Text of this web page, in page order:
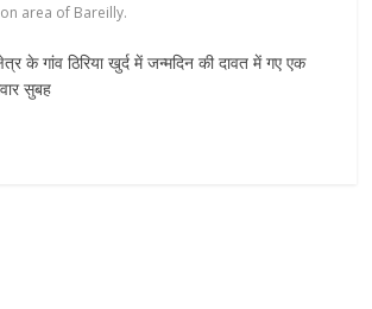
area of ​​Bareilly.
के गांव ठिरिया खुर्द में जन्मदिन की दावत में गए एक
सुबह